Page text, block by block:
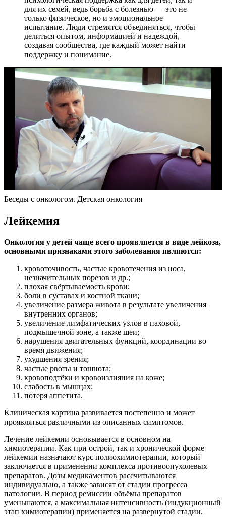
для их семей, ведь борьба с болезнью — это не
только физическое, но и эмоциональное
испытание. Люди стремятся объединяться, чтобы
делиться опытом, информацией и надеждой,
создавая сообщества, где каждый может найти
поддержку и понимание.
Беседы с онкологом. Детская онкология
Лейкемия
Онкология у детей чаще всего проявляется в виде лейкоза,
основными признаками этого заболевания являются:
кровоточивость, частые кровотечения из носа,
незначительных порезов и др.;
плохая свёртываемость крови;
боли в суставах и костной ткани;
увеличение размера живота в результате увеличения
внутренних органов;
увеличение лимфатических узлов в паховой,
подмышечной зоне, а также шеи;
нарушения двигательных функций, координации во
время движения;
ухудшения зрения;
частые рвоты и тошнота;
кровоподтёки и кровоизлияния на коже;
слабость в мышцах;
потеря аппетита.
Клиническая картина развивается постепенно и может
проявляться различными из описанных симптомов.
Лечение лейкемии основывается в основном на
химиотерапии. Как при острой, так и хронической форме
лейкемии назначают курс полиохимиотерапии, который
заключается в применении комплекса противоопухолевых
препаратов. Дозы медикаментов рассчитываются
индивидуально, а также зависят от стадии прогресса
патологии. В период ремиссии объёмы препаратов
уменьшаются, а максимальная интенсивность (индукционный
этап химиотерапии) применяется на развернутой стадии.